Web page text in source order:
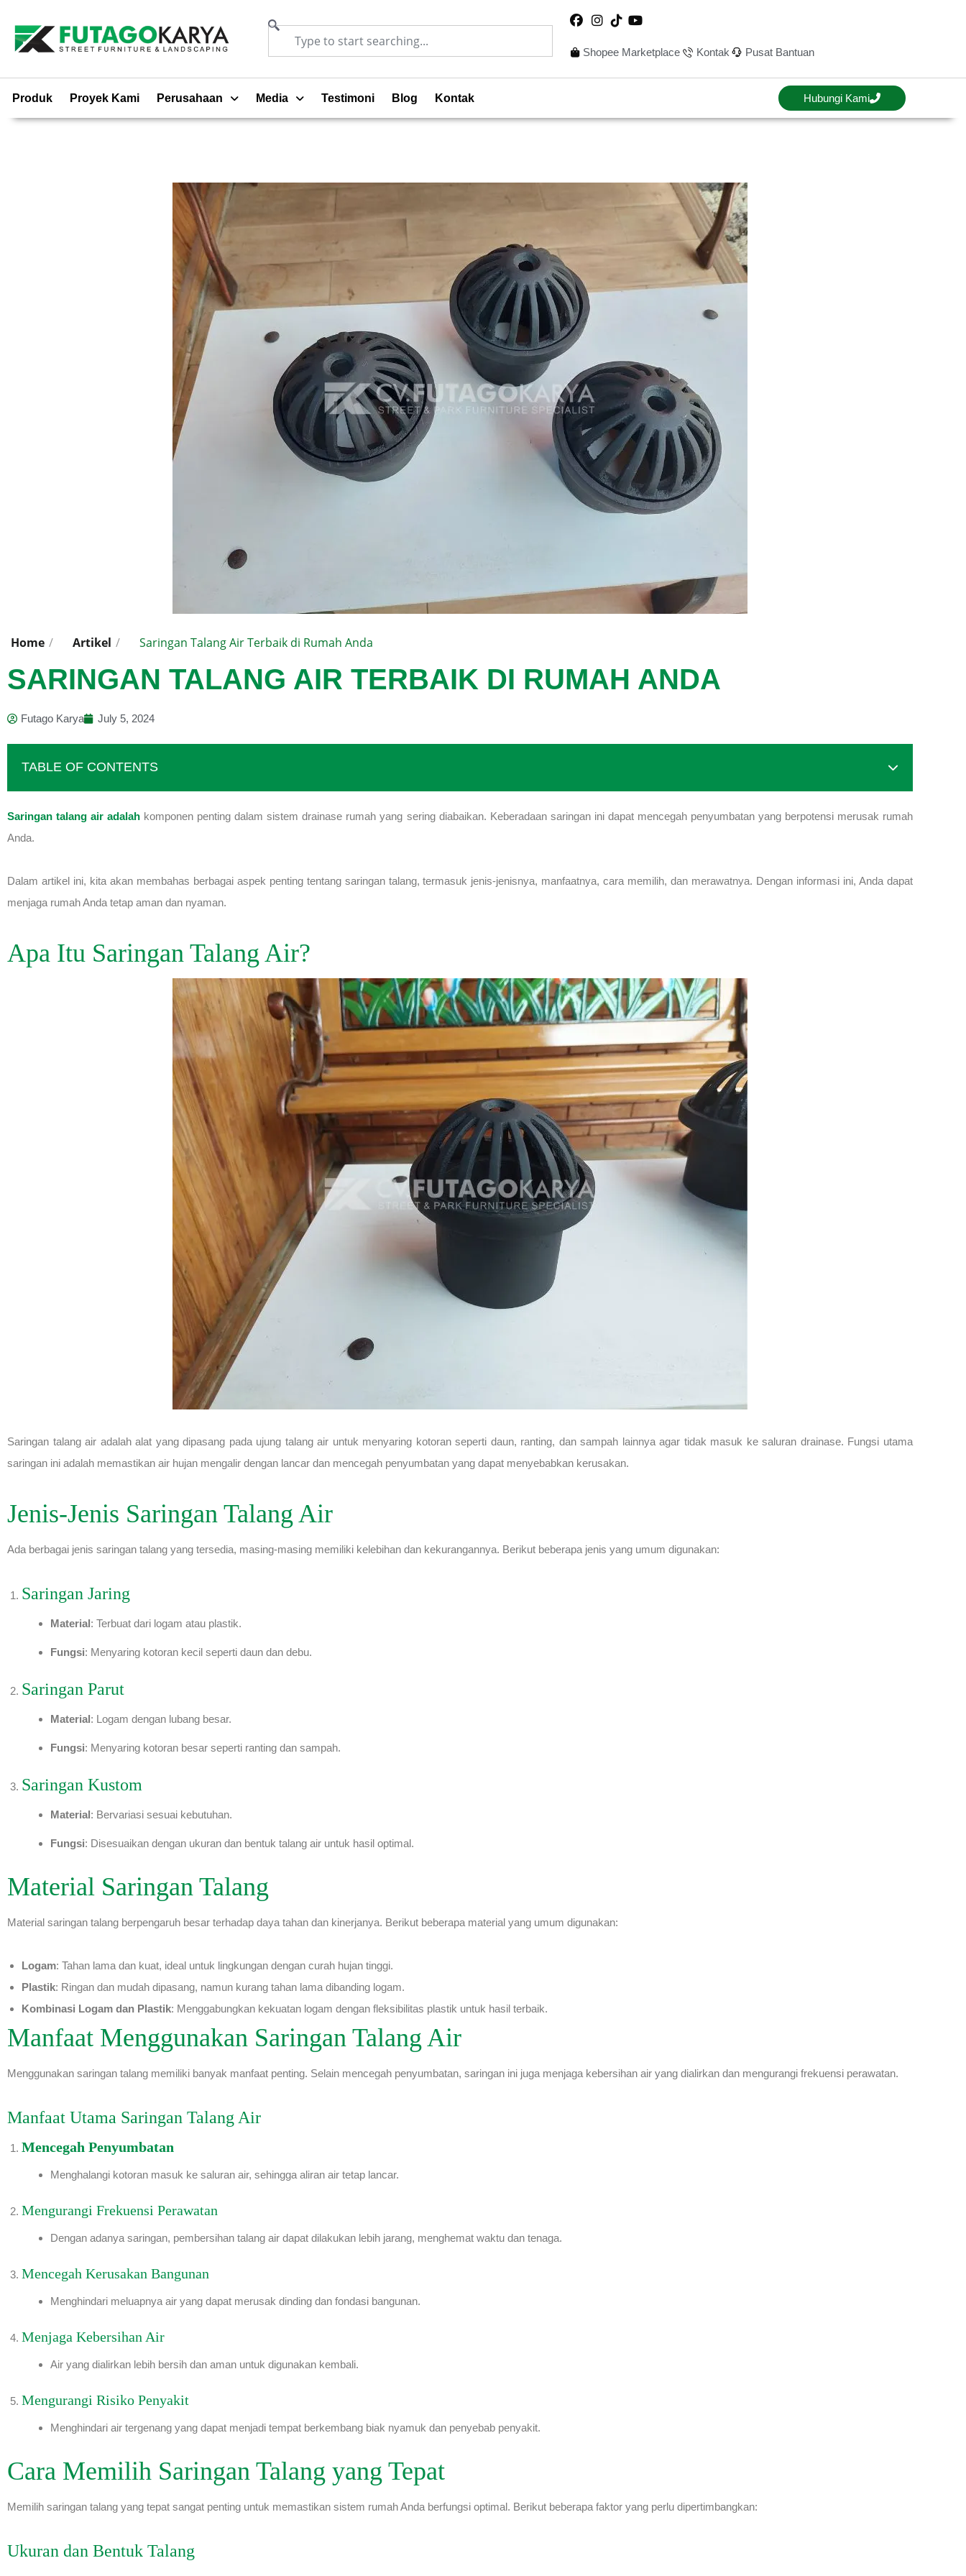
Shopee Marketplace Kontak Pusat Bantuan
Produk Proyek Kami Perusahaan Media Testimoni Blog Kontak Hubungi Kami
Home / Artikel / Saringan Talang Air Terbaik di Rumah Anda
SARINGAN TALANG AIR TERBAIK DI RUMAH ANDA
Futago Karya July 5, 2024
TABLE OF CONTENTS
Saringan talang air adalah komponen penting dalam sistem drainase rumah yang sering diabaikan. Keberadaan saringan ini dapat mencegah penyumbatan yang berpotensi merusak rumah
Anda.
Dalam artikel ini, kita akan membahas berbagai aspek penting tentang saringan talang, termasuk jenis-jenisnya, manfaatnya, cara memilih, dan merawatnya. Dengan informasi ini, Anda dapat
menjaga rumah Anda tetap aman dan nyaman.
Apa Itu Saringan Talang Air?
Saringan talang air adalah alat yang dipasang pada ujung talang air untuk menyaring kotoran seperti daun, ranting, dan sampah lainnya agar tidak masuk ke saluran drainase. Fungsi utama
saringan ini adalah memastikan air hujan mengalir dengan lancar dan mencegah penyumbatan yang dapat menyebabkan kerusakan.
Jenis-Jenis Saringan Talang Air
Ada berbagai jenis saringan talang yang tersedia, masing-masing memiliki kelebihan dan kekurangannya. Berikut beberapa jenis yang umum digunakan:
Saringan Jaring
Material: Terbuat dari logam atau plastik.
Fungsi: Menyaring kotoran kecil seperti daun dan debu.
Saringan Parut
Material: Logam dengan lubang besar.
Fungsi: Menyaring kotoran besar seperti ranting dan sampah.
Saringan Kustom
Material: Bervariasi sesuai kebutuhan.
Fungsi: Disesuaikan dengan ukuran dan bentuk talang air untuk hasil optimal.
Material Saringan Talang
Material saringan talang berpengaruh besar terhadap daya tahan dan kinerjanya. Berikut beberapa material yang umum digunakan:
Logam: Tahan lama dan kuat, ideal untuk lingkungan dengan curah hujan tinggi.
Plastik: Ringan dan mudah dipasang, namun kurang tahan lama dibanding logam.
Kombinasi Logam dan Plastik: Menggabungkan kekuatan logam dengan fleksibilitas plastik untuk hasil terbaik.
Manfaat Menggunakan Saringan Talang Air
Menggunakan saringan talang memiliki banyak manfaat penting. Selain mencegah penyumbatan, saringan ini juga menjaga kebersihan air yang dialirkan dan mengurangi frekuensi perawatan.
Manfaat Utama Saringan Talang Air
Mencegah Penyumbatan
Menghalangi kotoran masuk ke saluran air, sehingga aliran air tetap lancar.
Mengurangi Frekuensi Perawatan
Dengan adanya saringan, pembersihan talang air dapat dilakukan lebih jarang, menghemat waktu dan tenaga.
Mencegah Kerusakan Bangunan
Menghindari meluapnya air yang dapat merusak dinding dan fondasi bangunan.
Menjaga Kebersihan Air
Air yang dialirkan lebih bersih dan aman untuk digunakan kembali.
Mengurangi Risiko Penyakit
Menghindari air tergenang yang dapat menjadi tempat berkembang biak nyamuk dan penyebab penyakit.
Cara Memilih Saringan Talang yang Tepat
Memilih saringan talang yang tepat sangat penting untuk memastikan sistem rumah Anda berfungsi optimal. Berikut beberapa faktor yang perlu dipertimbangkan:
Ukuran dan Bentuk Talang